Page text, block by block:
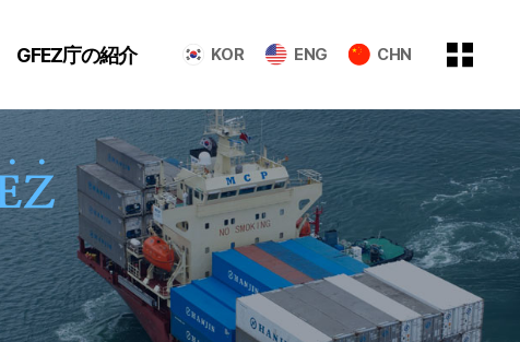
KOR ENG CHN
GFEZ庁の紹介